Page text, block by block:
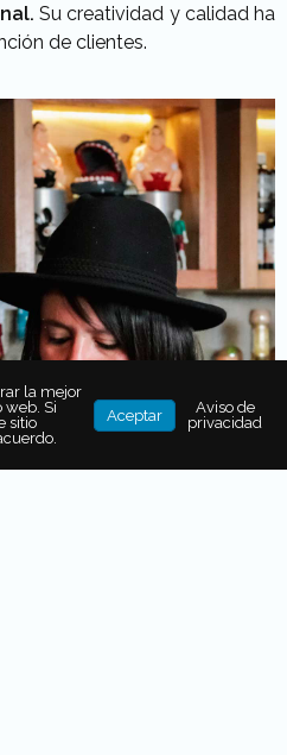
Su creatividad y calidad ha
de clientes.
la mejor
web. Si
sitio
Aceptar
Aviso de
privacidad